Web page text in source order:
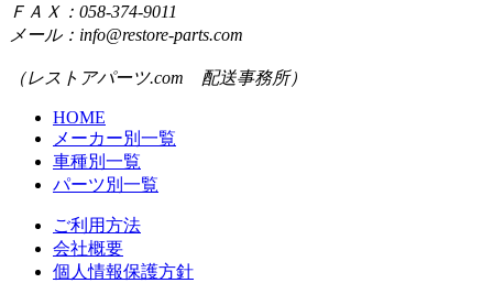
ＦＡＸ：058-374-9011
メール：info@restore-parts.com
（レストアパーツ.com 配送事務所）
HOME
メーカー別一覧
車種別一覧
パーツ別一覧
ご利用方法
会社概要
個人情報保護方針